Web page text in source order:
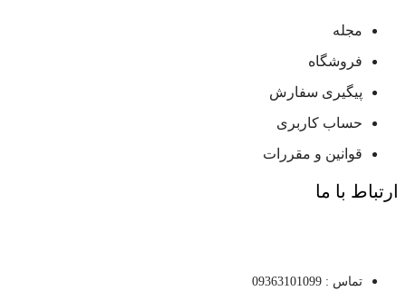
مجله
فروشگاه
پیگیری سفارش
حساب کاربری
قوانین و مقررات
ارتباط با ما
تماس : 09363101099